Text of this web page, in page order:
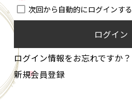
次回から自動的にログインする
ログイン
ログイン情報をお忘れですか？
新規会員登録